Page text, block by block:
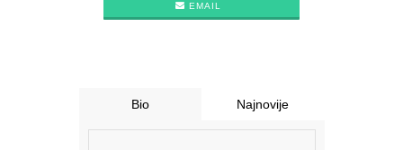
EMAIL
Bio Najnovije